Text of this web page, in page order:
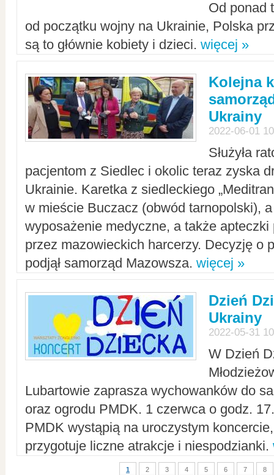
Od ponad
od początku wojny na Ukrainie, Polska
są to głównie kobiety i dzieci. więcej »
Kolejna
Ukrainy
2022-06-01
Służyła
pacjentom z Siedlec i okolic teraz zyska
Ukrainie. Karetka z siedleckiego
w mieście Buczacz (obwód tarnopolski),
wyposażenie medyczne, a także apteczki
przez mazowieckich harcerzy. Decyzję o
podjął samorząd Mazowsza. więcej »
Dzień
Ukrainy
2022-05-31
W Dzień
Lubartowie zaprasza wychowanków do
oraz ogrodu PMDK. 1 czerwca o godz.
PMDK wystąpią na uroczystym
przygotuje liczne atrakcje i niespodzianki.
1 2 3 4 5 6 7 8